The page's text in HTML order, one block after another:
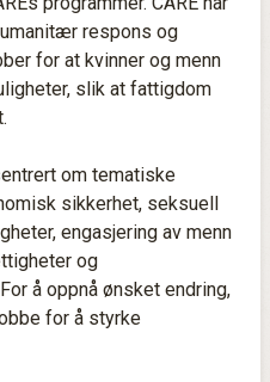
respons og
for at kvinner og menn
slik at fattigdom
om tematiske
sikkerhet, seksuell
engasjering av menn
og
å oppnå ønsket endring,
for å styrke